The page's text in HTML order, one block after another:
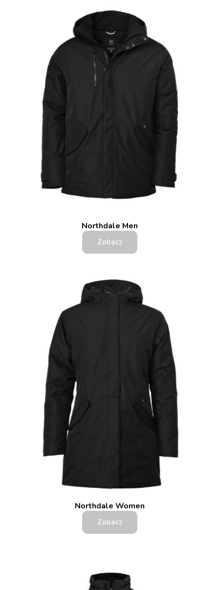
Northdale Men
Zobacz
Northdale Women
Zobacz